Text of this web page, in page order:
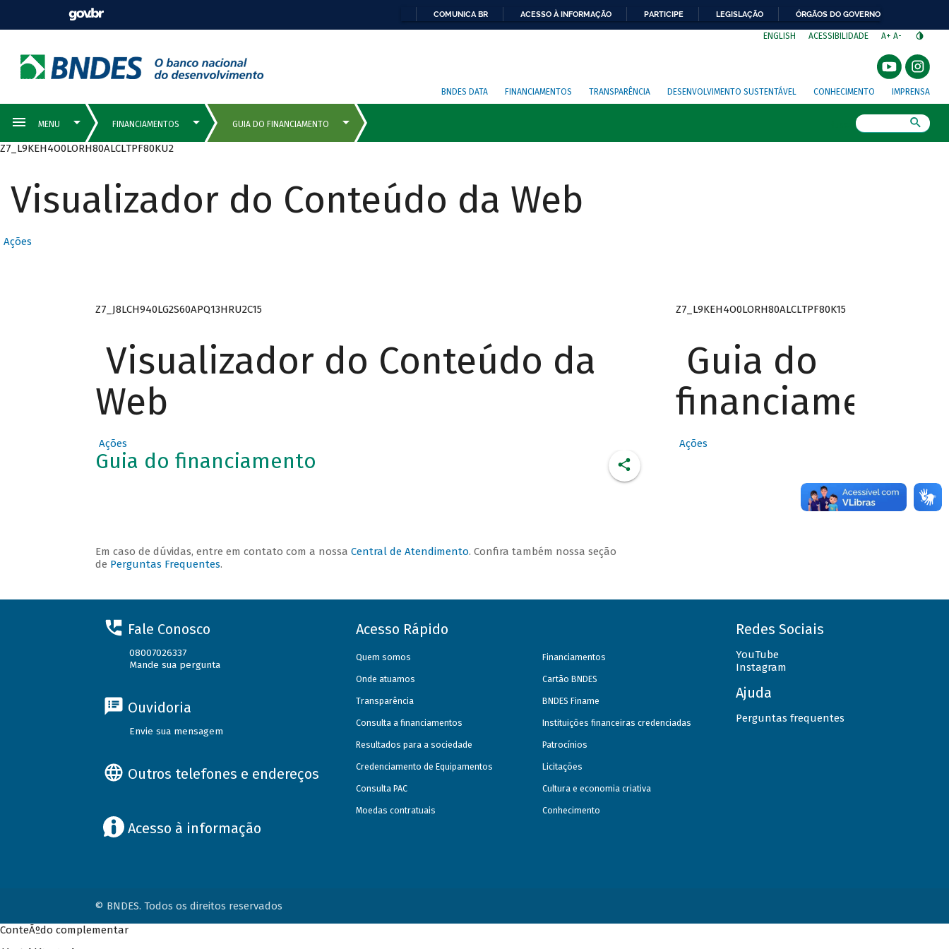
COMUNICA BR ACESSO À INFORMAÇÃO PARTICIPE LEGISLAÇÃO ÓRGÃOS DO GOVERNO
ENGLISH ACESSIBILIDADE A+ A-
BNDES DATA FINANCIAMENTOS TRANSPARÊNCIA DESENVOLVIMENTO SUSTENTÁVEL CONHECIMENTO IMPRENSA
Z7_L9KEH4O0LORH80ALCLTPF80KU2
Visualizador do Conteúdo da Web
Ações
Z7_J8LCH940LG2S60APQ13HRU2C15
Visualizador do Conteúdo da
Web
Ações
Guia do financiamento
COMO
FUNCIONA
Em caso de dúvidas, entre em contato com a nossa Central de Atendimento. Confira também nossa seção
de Perguntas Frequentes.
Z7_L9KEH4O0LORH80ALCLTPF80K15
Guia do
financiamento
Ações
Fale Conosco
08007026337
Mande sua pergunta
Ouvidoria
Envie sua mensagem
Outros telefones e endereços
Acesso à informação
Acesso Rápido
Quem somos
Onde atuamos
Transparência
Consulta a financiamentos
Resultados para a sociedade
Credenciamento de Equipamentos
Consulta PAC
Moedas contratuais
Financiamentos
Cartão BNDES
BNDES Finame
Instituições financeiras credenciadas
Patrocínios
Licitações
Cultura e economia criativa
Conhecimento
Redes Sociais
YouTube
Instagram
Ajuda
Perguntas frequentes
© BNDES. Todos os direitos reservados
ConteÃºdo complementar